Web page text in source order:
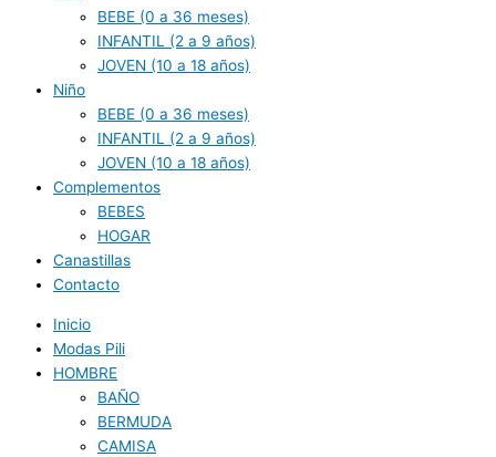
BEBE (0 a 36 meses)
INFANTIL (2 a 9 años)
JOVEN (10 a 18 años)
Niño
BEBE (0 a 36 meses)
INFANTIL (2 a 9 años)
JOVEN (10 a 18 años)
Complementos
BEBES
HOGAR
Canastillas
Contacto
Inicio
Modas Pili
HOMBRE
BAÑO
BERMUDA
CAMISA